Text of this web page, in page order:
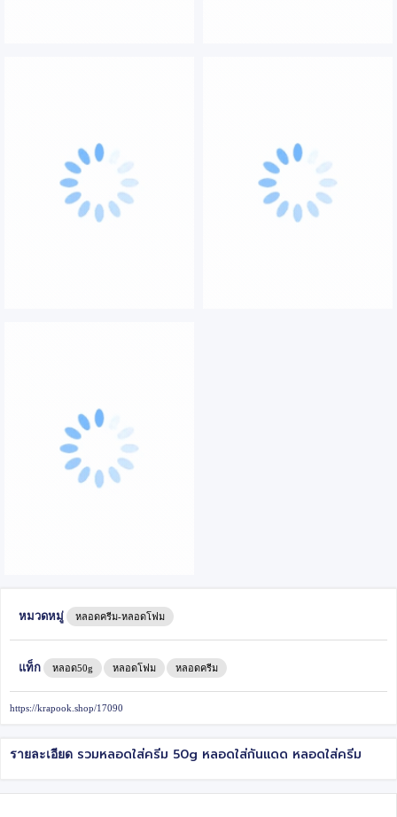
หมวดหมู่ หลอดครีม-หลอดโฟม
แท็ก หลอด50g หลอดโฟม หลอดครีม
https://krapook.shop/17090
รายละเอียด รวมหลอดใส่ครีม 50g หลอดใส่กันแดด หลอดใส่ครีม